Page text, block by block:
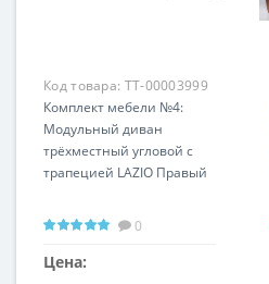
Код товара: TT-00003999
Комплект мебели №4:
Модульный диван
трёхместный угловой с
трапецией LAZIO Правый
0
Цена: